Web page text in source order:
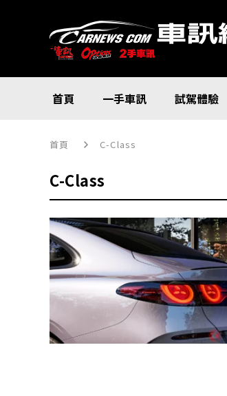
首頁 一手車訊 試駕體驗
首頁 C-Class
C-Class